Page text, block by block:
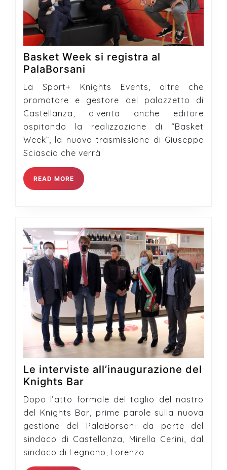
Basket Week si registra al
PalaBorsani
Week
si
registra
al
PalaBorsani
La Sport+ Knights Events, oltre che
promotore e gestore del palazzetto di
Castellanza, diventa anche editore
ospitando la realizzazione di “Basket
Week”, la nuova trasmissione di Giuseppe
Sciascia che verrà
READ MORE READ
MORE
Le interviste all’inaugurazione del
Knights Bar
interviste
all’inaugurazione
del
Knights
Bar
Dopo l’atto formale del taglio del nastro
del Knights Bar, prime parole sulla nuova
gestione del PalaBorsani da parte del
sindaco di Castellanza, Mirella Cerini, dal
sindaco di Legnano, Lorenzo